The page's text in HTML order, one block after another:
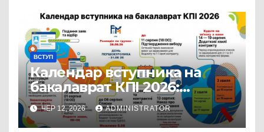
ВСТУП
Календар вступника на
бакалаврат КПІ 2026:
ключові дати вступної
кампанії
ЧЕР 12, 2026 ADMINISTRATOR